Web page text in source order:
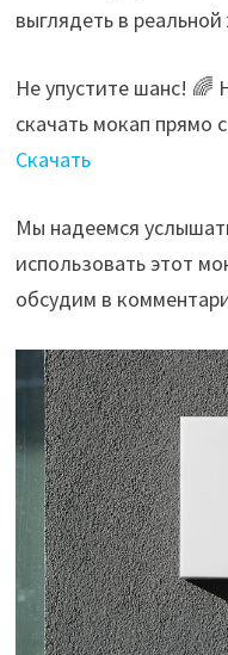
выглядеть в
Не упустите шанс! 🌈
скачать мокап прямо
Скачать
Мы надеемся
использовать этот
обсудим в